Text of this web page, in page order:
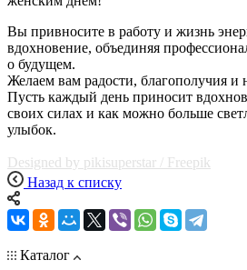
Вы привносите в работу и жизнь
вдохновение, объединяя
о будущем.
Желаем вам радости, благополучия
Пусть каждый день приносит
своих силах и как можно больше
улыбок.
Designed by pikisuperstar / Freepik
Назад к списку
Каталог